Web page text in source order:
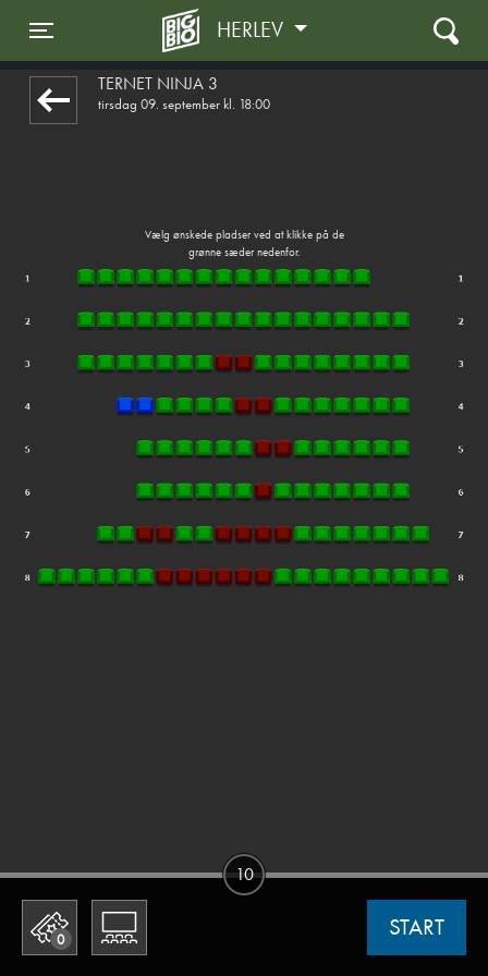
Toggle navigation
HERLEV
TERNET NINJA 3
tirsdag 09. september kl. 18:00
Vælg ønskede pladser ved at klikke på de
grønne sæder nedenfor.
0 START
10
1step-front02 022402